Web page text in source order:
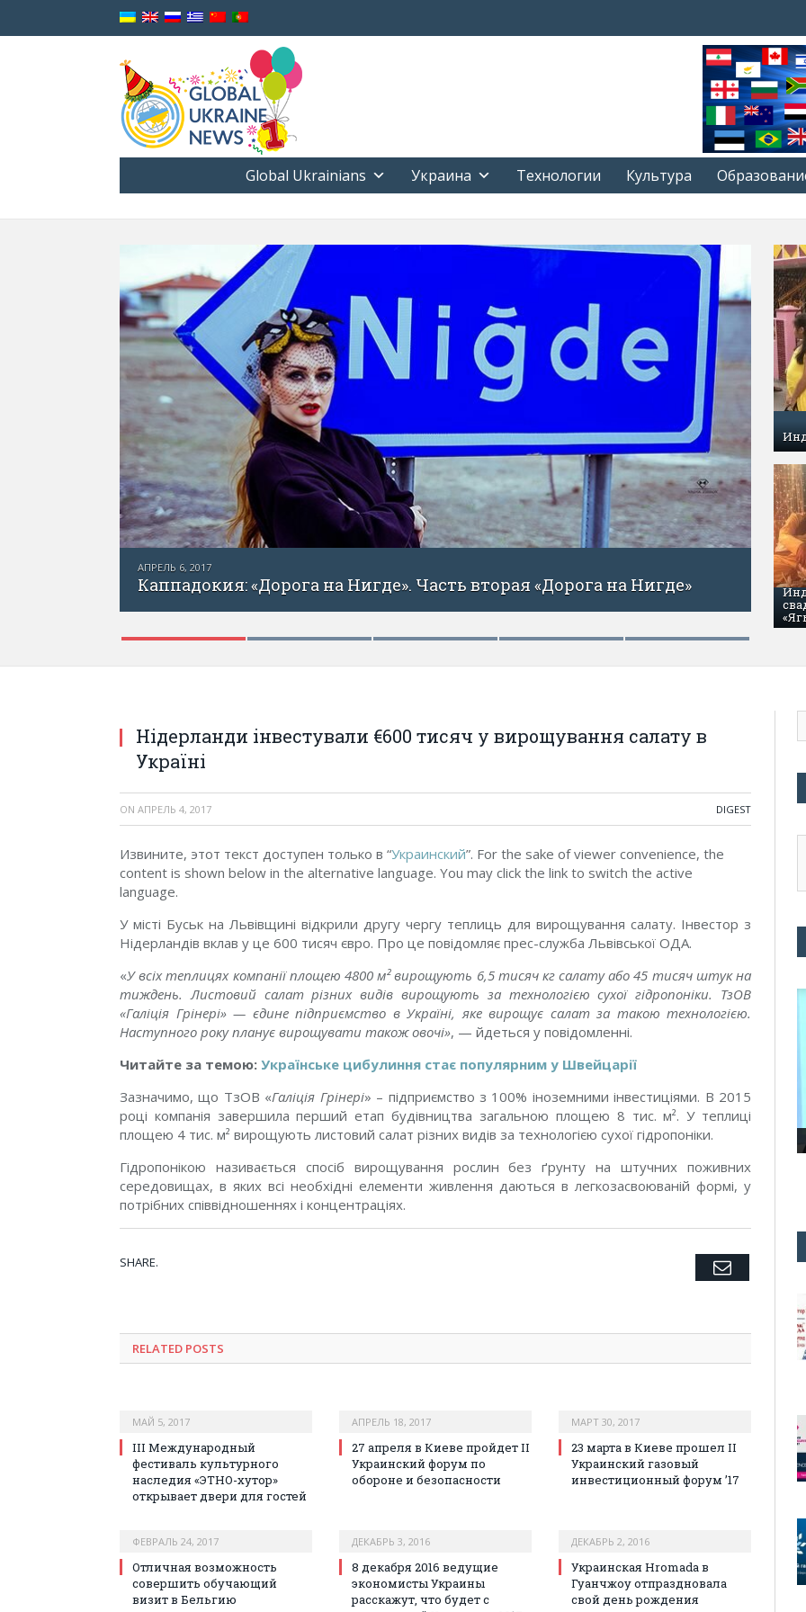
Global Ukrainians Украина Технологии Культура
«Дорога на Нигде» Каппадокия — «Страна лошадей». (Часть первая)
Нідерланди інвестували €600 тисяч у вирощування салату в
Україні
ON АПРЕЛЬ 4, 2017 DIGEST
Извините, этот текст доступен только в “Украинский”. For the sake of viewer convenience, the
content is shown below in the alternative language. You may click the link to switch the active
language.
У місті Буськ на Львівщині відкрили другу чергу теплиць для вирощування салату. Інвестор з
Нідерландів вклав у це 600 тисяч євро. Про це повідомляє прес-служба Львівської ОДА.
«У всіх теплицях компанії площею 4800 м² вирощують 6,5 тисяч кг салату або 45 тисяч штук на
тиждень. Листовий салат різних видів вирощують за технологією сухої гідропоніки. ТзОВ
«Галіція Грінері» — єдине підприємство в Україні, яке вирощує салат за такою технологією.
Наступного року планує вирощувати також овочі», — йдеться у повідомленні.
Читайте за темою: Українське цибулиння стає популярним у Швейцарії
Зазначимо, що ТзОВ «Галіція Грінері» – підприємство з 100% іноземними інвестиціями. В 2015
році компанія завершила перший етап будівництва загальною площею 8 тис. м². У теплиці
площею 4 тис. м² вирощують листовий салат різних видів за технологією сухої гідропоніки.
Гідропонікою називається спосіб вирощування рослин без ґрунту на штучних поживних
середовищах, в яких всі необхідні елементи живлення даються в легкозасвоюваній формі, у
потрібних співвідношеннях і концентраціях.
SHARE. Twitter
Facebook
Google+
Pinterest
LinkedIn
TumblrEmail
RELATED POSTS
МАЙ 5, 2017
III Международный
фестиваль культурного
наследия «ЭТНО-хутор»
открывает двери для гостей
АПРЕЛЬ 18, 2017
27 апреля в Киеве пройдет II
Украинский форум по
обороне и безопасности
МАРТ 30, 2017
23 марта в Киеве прошел II
Украинский газовый
инвестиционный форум ’17
ФЕВРАЛЬ 24, 2017
Отличная возможность
совершить обучающий
визит в Бельгию
ДЕКАБРЬ 3, 2016
8 декабря 2016 ведущие
экономисты Украины
расскажут, что будет с
ДЕКАБРЬ 2, 2016
Украинская Hromada в
Гуанчжоу отпраздновала
свой день рождения